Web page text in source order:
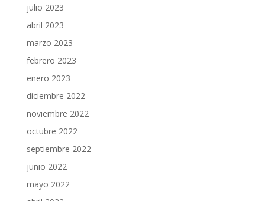
julio 2023
abril 2023
marzo 2023
febrero 2023
enero 2023
diciembre 2022
noviembre 2022
octubre 2022
septiembre 2022
junio 2022
mayo 2022